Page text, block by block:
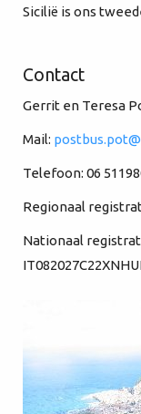
Sicilië is ons
Contact
Gerrit en Teresa
Mail:
Telefoon: 06
Regionaal
Nationaal